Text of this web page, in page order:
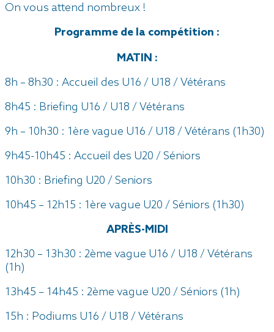
On vous attend nombreux !
Programme de la compétition :
MATIN :
8h – 8h30 : Accueil des U16 / U18 / Vétérans
8h45 : Briefing U16 / U18 / Vétérans
9h – 10h30 : 1ère vague U16 / U18 / Vétérans (1h30)
9h45-10h45 : Accueil des U20 / Séniors
10h30 : Briefing U20 / Seniors
10h45 – 12h15 : 1ère vague U20 / Séniors (1h30)
APRÈS-MIDI
12h30 – 13h30 : 2ème vague U16 / U18 / Vétérans
(1h)
13h45 – 14h45 : 2ème vague U20 / Séniors (1h)
15h : Podiums U16 / U18 / Vétérans